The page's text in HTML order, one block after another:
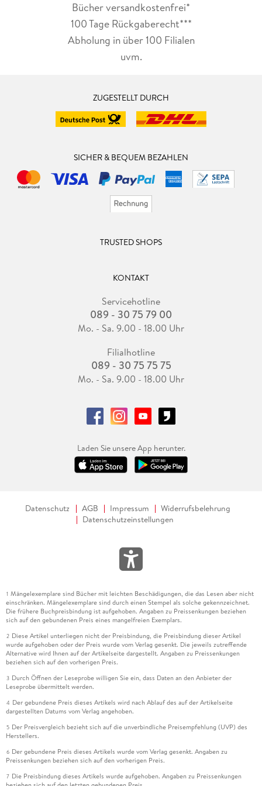
Bücher versandkostenfrei*
100 Tage Rückgaberecht***
Abholung in über 100 Filialen
uvm.
ZUGESTELLT DURCH
SICHER & BEQUEM BEZAHLEN
TRUSTED SHOPS
KONTAKT
Servicehotline
089 - 30 75 79 00
Mo. - Sa. 9.00 - 18.00 Uhr
Filialhotline
089 - 30 75 75 75
Mo. - Sa. 9.00 - 18.00 Uhr
Laden Sie unsere App herunter.
Datenschutz AGB Impressum
Widerrufsbelehrung
Datenschutzeinstellungen
1 Mängelexemplare sind Bücher mit leichten Beschädigungen, die das Lesen aber nicht
einschränken. Mängelexemplare sind durch einen Stempel als solche gekennzeichnet.
Die frühere Buchpreisbindung ist aufgehoben. Angaben zu Preissenkungen beziehen
sich auf den gebundenen Preis eines mangelfreien Exemplars.
2 Diese Artikel unterliegen nicht der Preisbindung, die Preisbindung dieser Artikel
wurde aufgehoben oder der Preis wurde vom Verlag gesenkt. Die jeweils zutreffende
Alternative wird Ihnen auf der Artikelseite dargestellt. Angaben zu Preissenkungen
beziehen sich auf den vorherigen Preis.
3 Durch Öffnen der Leseprobe willigen Sie ein, dass Daten an den Anbieter der
Leseprobe übermittelt werden.
4 Der gebundene Preis dieses Artikels wird nach Ablauf des auf der Artikelseite
dargestellten Datums vom Verlag angehoben.
5 Der Preisvergleich bezieht sich auf die unverbindliche Preisempfehlung (UVP) des
Herstellers.
6 Der gebundene Preis dieses Artikels wurde vom Verlag gesenkt. Angaben zu
Preissenkungen beziehen sich auf den vorherigen Preis.
7 Die Preisbindung dieses Artikels wurde aufgehoben. Angaben zu Preissenkungen